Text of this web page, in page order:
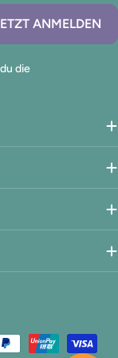
ANMELDEN
die